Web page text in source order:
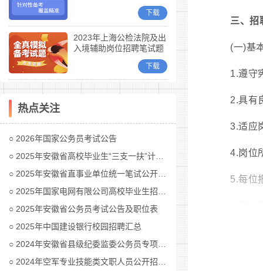
下载
2023年上海公检法院及出
入境辅助岗位招聘笔试题
下载
热点关注
2026年国家公务员考试公告
2025年安徽省高校毕业生“三支一扶”计划招募公告
2025年安徽省直事业单位统一笔试公开招聘工作人员公告
2025年国家电网有限公司高校毕业生招聘公告(第二批)汇总
2025年安徽省公务员考试公告及职位表
2025年中国建设银行校园招聘汇总
2024年安徽省县级纪委监委公务员专项招考公告及职位表汇总
2024年空军专业技能类文职人员公开招考公告
三、招
(一)基
1.遵守
2.具有
3.适应
4.岗位
5.每位